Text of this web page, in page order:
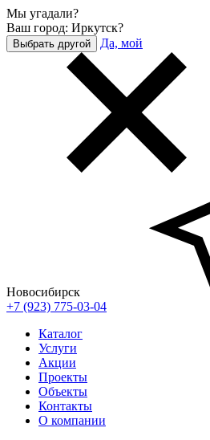
Мы угадали?
Ваш город: Иркутск?
Выбрать другой Да, мой
Новосибирск
+7 (923) 775-03-04
Каталог
Услуги
Акции
Проекты
Объекты
Контакты
О компании